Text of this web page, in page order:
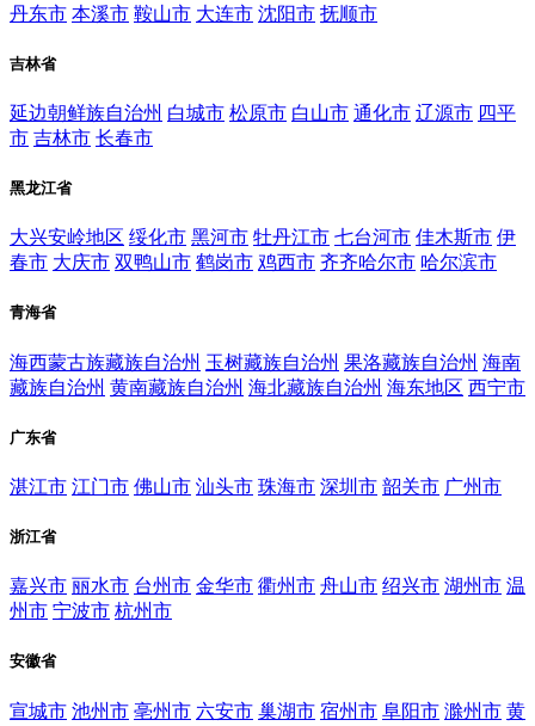
丹东市 本溪市 鞍山市 大连市 沈阳市 抚顺市
吉林省
延边朝鲜族自治州 白城市 松原市 白山市 通化市 辽源市 四平
市 吉林市 长春市
黑龙江省
大兴安岭地区 绥化市 黑河市 牡丹江市 七台河市 佳木斯市 伊
春市 大庆市 双鸭山市 鹤岗市 鸡西市 齐齐哈尔市 哈尔滨市
青海省
海西蒙古族藏族自治州 玉树藏族自治州 果洛藏族自治州 海南
藏族自治州 黄南藏族自治州 海北藏族自治州 海东地区 西宁市
广东省
湛江市 江门市 佛山市 汕头市 珠海市 深圳市 韶关市 广州市
浙江省
嘉兴市 丽水市 台州市 金华市 衢州市 舟山市 绍兴市 湖州市 温
州市 宁波市 杭州市
安徽省
宣城市 池州市 亳州市 六安市 巢湖市 宿州市 阜阳市 滁州市 黄